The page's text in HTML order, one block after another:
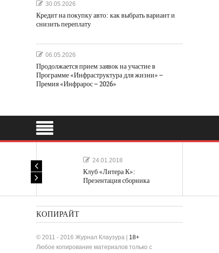
30.05.2026
Кредит на покупку авто: как выбрать вариант и
снизить переплату
06.05.2026
Продолжается прием заявок на участие в
Программе «Инфраструктура для жизни» –
Премия «Инфрарос – 2026»
24.01.2018
Клуб «Литера К»:
Презентация сборника
КОПИРАЙТ
© 2011 - 2016 Журнал Клаузура | 18+
Любое копирование материалов только с